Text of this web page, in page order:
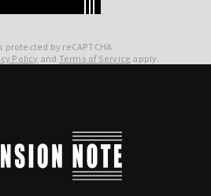
protected by reCAPTCHA
Policy and Terms of Service apply.